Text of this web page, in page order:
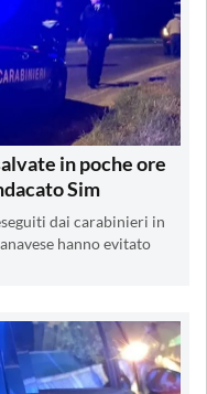
in poche ore
Sim
dai carabinieri in
hanno evitato